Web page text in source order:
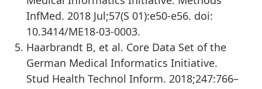
InfMed. 2018 Jul;57(S 01):e50-e56. doi:
10.3414/ME18-03-0003.
Haarbrandt B, et al. Core Data Set of the
German Medical Informatics Initiative.
Stud Health Technol Inform. 2018;247:766–